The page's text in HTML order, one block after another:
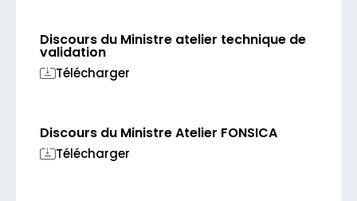
Discours du Ministre atelier technique de
validation
Télécharger
Discours du Ministre Atelier FONSICA
Télécharger